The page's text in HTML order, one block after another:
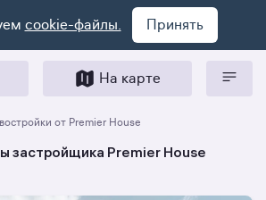
cookie-файлы. Принять
На карте
от Premier House
застройщика Premier House